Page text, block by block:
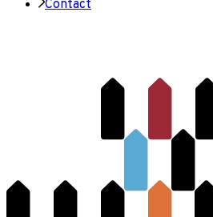
Contact